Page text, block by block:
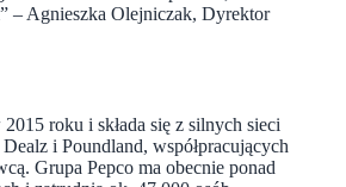
– Agnieszka Olejniczak, Dyrektor
roku i składa się z silnych sieci
i Poundland, współpracujących
Grupa Pepco ma obecnie ponad